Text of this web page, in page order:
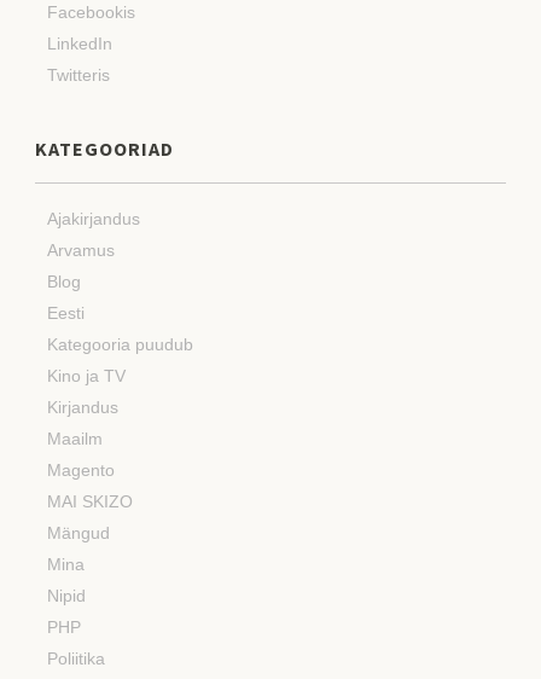
Facebookis
LinkedIn
Twitteris
KATEGOORIAD
Ajakirjandus
Arvamus
Blog
Eesti
Kategooria puudub
Kino ja TV
Kirjandus
Maailm
Magento
MAI SKIZO
Mängud
Mina
Nipid
PHP
Poliitika